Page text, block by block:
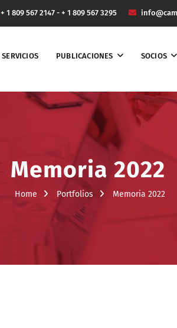
+ 1 809 567 2147 - + 1 809 567 3295
SERVICIOS PUBLICACIONES SOCIOS
Memoria 2022
Home Portfolios Memoria 2022